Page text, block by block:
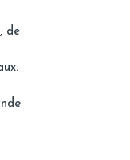
de